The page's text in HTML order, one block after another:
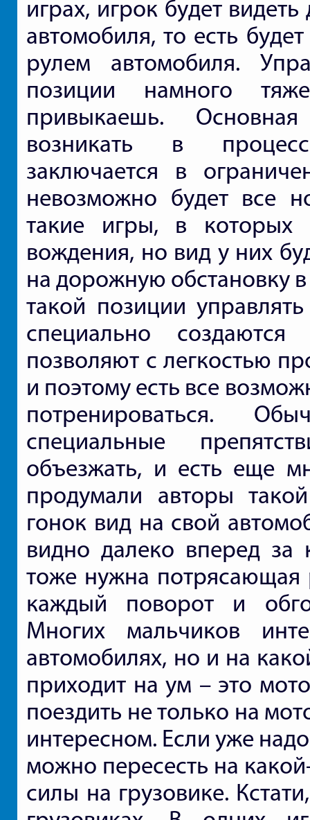
играх, игрок будет
автомобиля, то есть
рулем автомобиля.
позиции намного
привыкаешь.
возникать в
заключается в
невозможно будет все
такие игры, в которых
вождения, но вид у них
на дорожную обстановку
такой позиции
специально
позволяют с легкостью
и поэтому есть все
потренироваться.
специальные
объезжать, и есть еще
продумали авторы
гонок вид на свой
видно далеко вперед за
тоже нужна потрясающая
каждый поворот и
Многих мальчиков
автомобилях, но и на
приходит на ум – это
поездить не только на
интересном. Если уже
можно пересесть на
силы на грузовике.